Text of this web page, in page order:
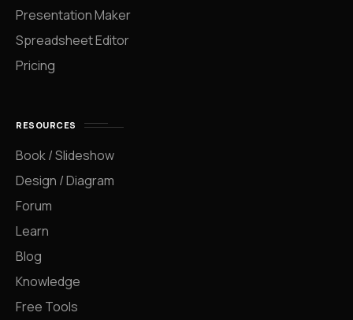
Presentation Maker
Spreadsheet Editor
Pricing
RESOURCES
Book / Slideshow
Design / Diagram
Forum
Learn
Blog
Knowledge
Free Tools